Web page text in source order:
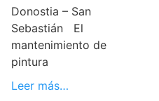
Donostia – San
Sebastián El
mantenimiento de
pintura
Leer más…